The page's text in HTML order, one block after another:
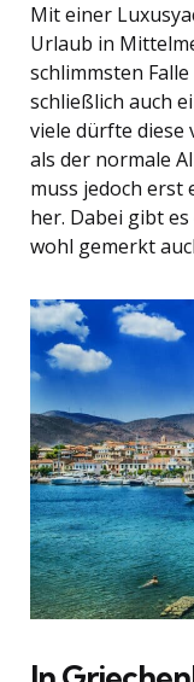
Mit einer
Urlaub in
schlimmsten
schließlich auch
viele dürfte
als der normale
muss jedoch erst
her. Dabei gibt
wohl gemerkt